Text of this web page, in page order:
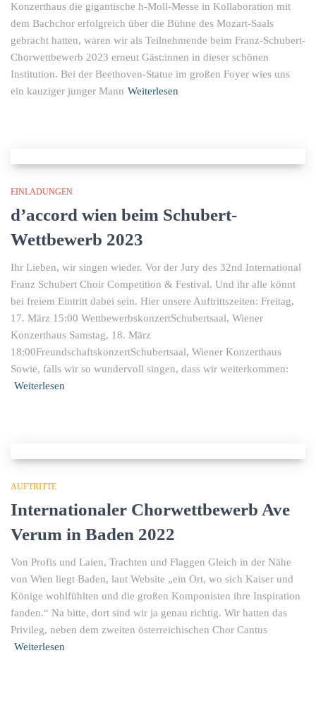
Konzerthaus die gigantische h-Moll-Messe in Kollaboration mit
dem Bachchor erfolgreich über die Bühne des Mozart-Saals
gebracht hatten, waren wir als Teilnehmende beim Franz-Schubert-
Chorwettbewerb 2023 erneut Gäst:innen in dieser schönen
Institution. Bei der Beethoven-Statue im großen Foyer wies uns
ein kauziger junger Mann Weiterlesen
EINLADUNGEN
d’accord wien beim Schubert-
Wettbewerb 2023
Ihr Lieben, wir singen wieder. Vor der Jury des 32nd International
Franz Schubert Choir Competition & Festival. Und ihr alle könnt
bei freiem Eintritt dabei sein. Hier unsere Auftrittszeiten: Freitag,
17. März 15:00 WettbewerbskonzertSchubertsaal, Wiener
Konzerthaus Samstag, 18. März
18:00FreundschaftskonzertSchubertsaal, Wiener Konzerthaus
Sowie, falls wir so wundervoll singen, dass wir weiterkommen:
Weiterlesen
AUFTRITTE
Internationaler Chorwettbewerb Ave
Verum in Baden 2022
Von Profis und Laien, Trachten und Flaggen Gleich in der Nähe
von Wien liegt Baden, laut Website „ein Ort, wo sich Kaiser und
Könige wohlfühlten und die großen Komponisten ihre Inspiration
fanden.“ Na bitte, dort sind wir ja genau richtig. Wir hatten das
Privileg, neben dem zweiten österreichischen Chor Cantus
Weiterlesen